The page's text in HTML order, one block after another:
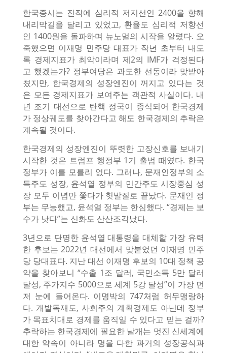
한국증시는 진작에 심리적 저지선인 2400을 향해
내리막길을 달리고 있었고, 환율도 심리적 저항선
인 1400원을 돌파하며 뉴노멀의 시작을 알렸다. 오
죽했으면 이재명 민주당 대표가 작년 초부터 내도
록 경제지표가 최악이라며 제2의 IMF가 걱정된다
고 했겠는가? 정부여당은 과도한 선동이라 맞받아
쳤지만, 한국경제의 성장엔진이 꺼지고 있다는 것
은 모든 경제지표가 보여주는 객관적 사실이다. 내
년 조기 대선으로 탄핵 정국이 종식되어 한국경제
가 정상궤도를 찾아간다고 해도 한국경제의 추락은
계속될 것이다.
한국경제의 성장엔진이 뚜렷한 고장신호를 보내기
시작한 것은 트럼프 행정부 1기 출범 때였다. 한국
정부가 이를 모를리 없다. 그러나, 문재인정부의 소
득주도 성장, 윤석열 정부의 민간주도 시장중심 성
장 모두 이념만 쫓다가 헛발질로 끝났다. 문재인 정
부는 무능했고, 윤석열 정부는 한심했다. “경제는 보
수가 낫다”는 신화도 산산조각났다.
3년으로 단명한 윤석열 대통령을 대체할 가장 유력
한 후보는 2022년 대선에서 맞붙었던 이재명 민주
당 당대표다. 지난 대선 이재명 후보의 10대 정책 공
약을 찾아보니 “수출 1조 달러, 국민소득 5만 달러
달성, 주가지수 5000으로 세계 5강 달성”이 가장 먼
저 눈에 들어온다. 이명박의 747처럼 허무맹랑하
다. 개발독재도, 사회주의 계획경제도 아닌데 정부
가 목표치대로 경제를 움직일 수 있다고 믿는 걸까?
추락하는 한국경제에 필요한 날개는 멋진 신세계에
대한 약속이 아니라 명을 다한 과거의 성장공식과